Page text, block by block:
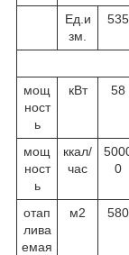
Ед.и
зм.
535
мощ
ност
ь
кВт 58
мощ
ност
ь
ккал/
час
0
отап
лива
емая
м2 580